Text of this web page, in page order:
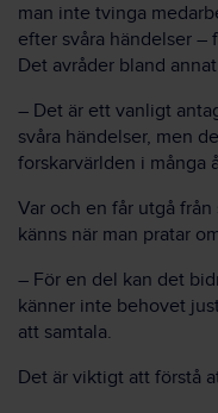
man inte tvinga
efter svåra händelser –
Det avråder bland
– Det är ett vanligt
svåra händelser, men
forskarvärlden i många
Var och en får utgå
känns när man pratar
– För en del kan det
känner inte behovet
att samtala.
Det är viktigt att förstå